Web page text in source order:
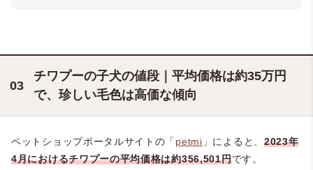
チワプーの子犬の値段｜平均価格は約35万円
で、珍しい毛色は高価な傾向
ペットショップポータルサイトの「 petmi 」によると、 2023年
4月におけるチワプーの平均価格は約356,501円です。